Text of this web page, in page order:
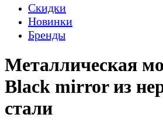
Скидки
Новинки
Бренды
Металлическая
Black mirror из
стали